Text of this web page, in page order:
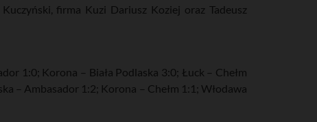
firma Kuzi Dariusz Koziej oraz Tadeusz
1:0; Korona – Biała Podlaska 3:0; Łuck – Chełm
– Ambasador 1:2; Korona – Chełm 1:1; Włodawa